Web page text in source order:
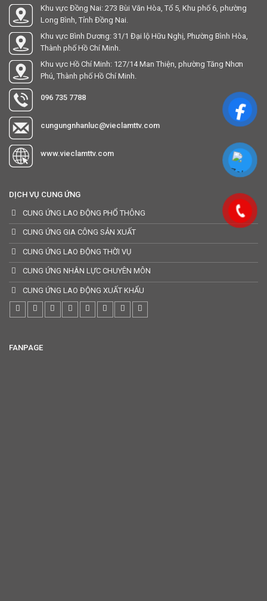
Khu vực Đồng Nai: 273 Bùi Văn Hòa, Tổ 5, Khu phố 6, phường
Long Bình, Tỉnh Đồng Nai.
Khu vực Bình Dương: 31/1 Đại lộ Hữu Nghị, Phường Bình Hòa,
Thành phố Hồ Chí Minh.
Khu vực Hồ Chí Minh: 127/14 Man Thiện, phường Tăng Nhơn
Phú, Thành phố Hồ Chí Minh.
096 735 7788
cungungnhanluc@vieclamttv.com
www.vieclamttv.com
DỊCH VỤ CUNG ỨNG
CUNG ỨNG LAO ĐỘNG PHỔ THÔNG
CUNG ỨNG GIA CÔNG SẢN XUẤT
CUNG ỨNG LAO ĐỘNG THỜI VỤ
CUNG ỨNG NHÂN LỰC CHUYÊN MÔN
CUNG ỨNG LAO ĐỘNG XUẤT KHẨU
FANPAGE